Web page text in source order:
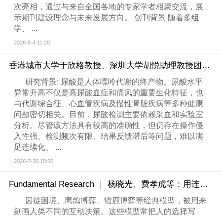
次亮相，通过与来自全国各地的专家学者相聚交流，展
示期刊建设理念与未来发展方向。 创刊背景 随着多组
学、 ...
2026-8-4 11:20
香港城市大学于欣格教授、深圳大学胡悦助理教授团队综述文章：可穿戴传感在尿酸监测领域的最近进展
研究背景: 尿酸是人体嘌呤代谢的终产物。尿酸水平
异常升高不仅是高尿酸血症和痛风的重要生化特征，也
与代谢综合征、心血管疾病及慢性肾脏疾病等多种健康
问题密切相关。目前，尿酸检测主要依赖采血和实验室
分析。尽管该方法具有较高的准确性，但仍存在操作侵
入性强、检测频次有限、结果反馈滞后等问题，难以满
足连续化、 ...
2026-7-30 15:50
Fundamental Research ｜ 杨晓光、费孝虎等：用连续博弈看见人类互动的相互关联
囚徒困境、鹰鸽博弈、猎鹿博弈等经典模型，被用来
刻画人类不同的互动决策。这些模型常把人的选择写